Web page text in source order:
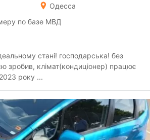
Одесса
по базе МВД
стані! господарська! без
зробив, клімат(кондиціонер) працює
року ...